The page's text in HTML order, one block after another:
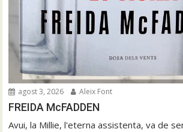
agost 3, 2026 Aleix Font
FREIDA McFADDEN
Avui, la Millie, l'eterna assistenta, va de